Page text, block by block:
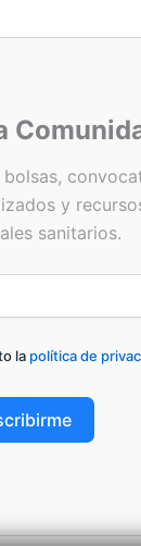
y
sanitarios.
la política de